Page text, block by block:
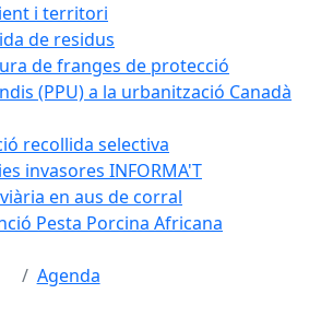
i territori
de residus
de franges de protecció
(PPU) a la urbanització Canadà
recollida selectiva
invasores INFORMA'T
en aus de corral
Pesta Porcina Africana
Agenda